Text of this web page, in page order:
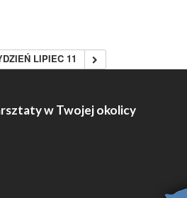
LIPIEC 11
w Twojej okolicy